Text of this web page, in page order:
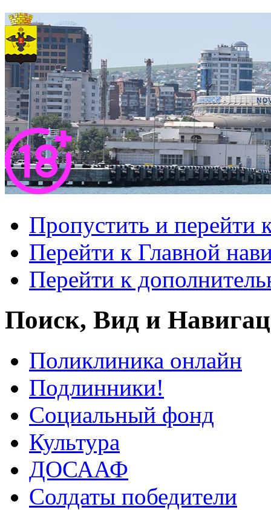
Пропустить и перейти
Перейти к Главной
Перейти к
Поиск, Вид и
Поликлиника онлайн
Подлинники!
Социальный фонд
Культура
ДОСААФ
Солдаты победители